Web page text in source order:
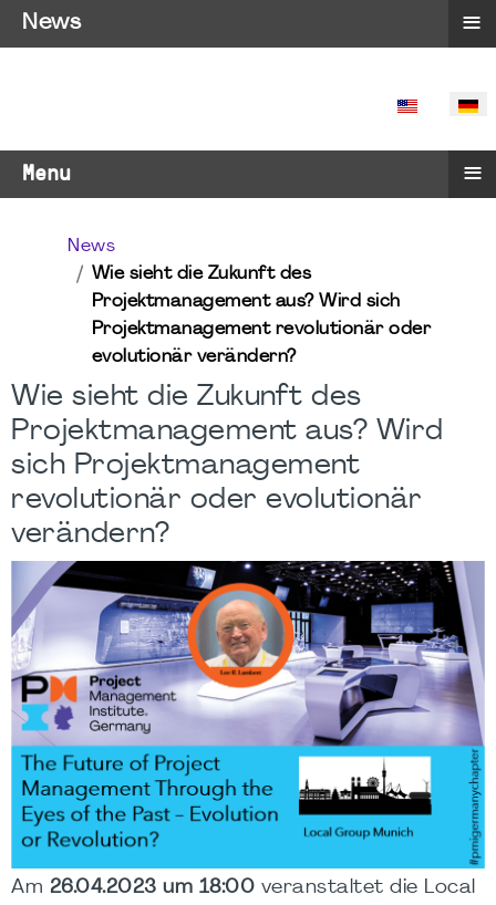
SPRACHE
Menu ≡
News
Wie sieht die Zukunft des
Projektmanagement aus? Wird sich
Projektmanagement revolutionär oder
evolutionär verändern?
Wie sieht die Zukunft des
Projektmanagement aus? Wird
sich Projektmanagement
revolutionär oder evolutionär
verändern?
Am 26.04.2023 um 18:00 veranstaltet die Local
News ≡